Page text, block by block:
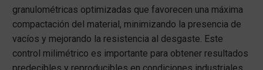
granulométricas optimizadas que favorecen una máxima
compactación del material, minimizando la presencia de
vacíos y mejorando la resistencia al desgaste. Este
control milimétrico es importante para obtener resultados